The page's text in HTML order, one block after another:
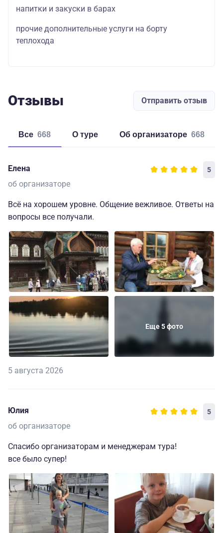
напитки и закуски в барах
прочие дополнительные услуги на борту
теплохода
Отзывы Отправить отзыв
Все 668 о туре об организаторе 668
Елена 5
об организаторе
Всё на хорошем уровне. Общение вежливое. Ответы на
вопросы все получали.
Еще 5 фото
5 августа 2026
Юлия 5
об организаторе
Спасибо организаторам и менеджерам тура!
все было супер!